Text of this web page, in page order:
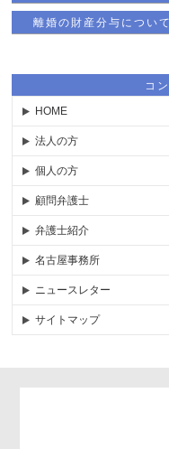
離婚の財産分与について
コ
HOME
法人の方
個人の方
顧問弁護士
弁護士紹介
名古屋事務所
ニュースレター
サイトマップ